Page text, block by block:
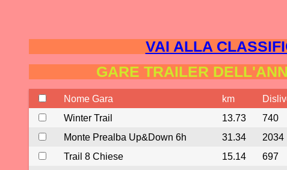
VAI ALLA
GARE TRAILER
Nome Gara km
Winter Trail
13.73 740
Monte Prealba Up&Down 6h
31.34 2034
Trail 8 Chiese
15.14 697